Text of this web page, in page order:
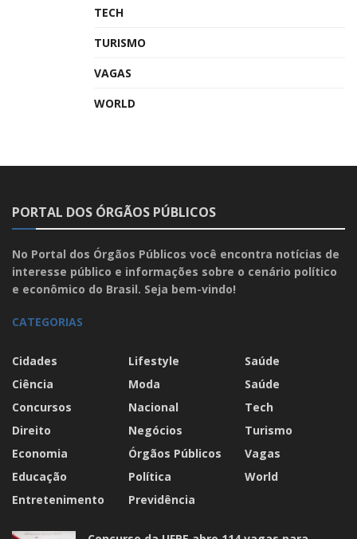
TECH
TURISMO
VAGAS
WORLD
PORTAL DOS ÓRGÃOS PÚBLICOS
No Portal dos Órgãos Públicos você encontra notícias de
interesse público e informações sobre o cenário político
e econômico do Brasil. Seja bem-vindo!
CATEGORIAS
Cidades
Ciência
Concursos
Direito
Economia
Educação
Entretenimento
Lifestyle
Moda
Nacional
Negócios
Órgãos Públicos
Política
Previdência
Saúde
Saúde
Tech
Turismo
Vagas
World